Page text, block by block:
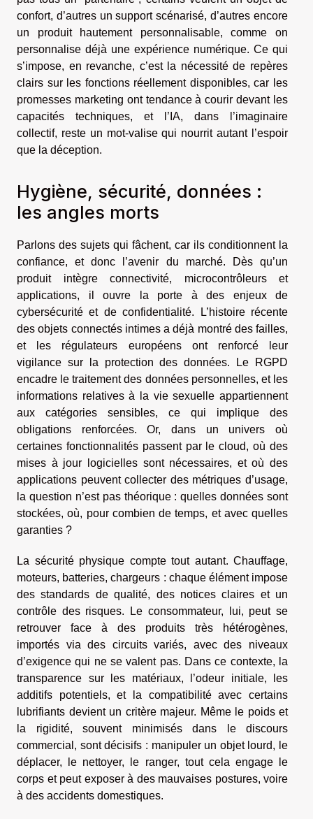
confort, d’autres un support scénarisé, d’autres encore
un produit hautement personnalisable, comme on
personnalise déjà une expérience numérique. Ce qui
s’impose, en revanche, c’est la nécessité de repères
clairs sur les fonctions réellement disponibles, car les
promesses marketing ont tendance à courir devant les
capacités techniques, et l’IA, dans l’imaginaire
collectif, reste un mot-valise qui nourrit autant l’espoir
que la déception.
Hygiène, sécurité, données :
les angles morts
Parlons des sujets qui fâchent, car ils conditionnent la
confiance, et donc l’avenir du marché. Dès qu’un
produit intègre connectivité, microcontrôleurs et
applications, il ouvre la porte à des enjeux de
cybersécurité et de confidentialité. L’histoire récente
des objets connectés intimes a déjà montré des failles,
et les régulateurs européens ont renforcé leur
vigilance sur la protection des données. Le RGPD
encadre le traitement des données personnelles, et les
informations relatives à la vie sexuelle appartiennent
aux catégories sensibles, ce qui implique des
obligations renforcées. Or, dans un univers où
certaines fonctionnalités passent par le cloud, où des
mises à jour logicielles sont nécessaires, et où des
applications peuvent collecter des métriques d’usage,
la question n’est pas théorique : quelles données sont
stockées, où, pour combien de temps, et avec quelles
garanties ?
La sécurité physique compte tout autant. Chauffage,
moteurs, batteries, chargeurs : chaque élément impose
des standards de qualité, des notices claires et un
contrôle des risques. Le consommateur, lui, peut se
retrouver face à des produits très hétérogènes,
importés via des circuits variés, avec des niveaux
d’exigence qui ne se valent pas. Dans ce contexte, la
transparence sur les matériaux, l’odeur initiale, les
additifs potentiels, et la compatibilité avec certains
lubrifiants devient un critère majeur. Même le poids et
la rigidité, souvent minimisés dans le discours
commercial, sont décisifs : manipuler un objet lourd, le
déplacer, le nettoyer, le ranger, tout cela engage le
corps et peut exposer à des mauvaises postures, voire
à des accidents domestiques.